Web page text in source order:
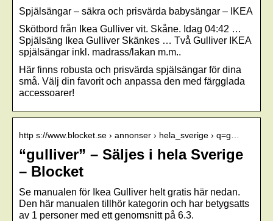
Spjälsängar – säkra och prisvärda babysängar – IKEA
Skötbord från Ikea Gulliver vit. Skåne. Idag 04:42 …
Spjälsäng Ikea Gulliver Skänkes … Två Gulliver IKEA
spjälsängar inkl. madrass/lakan m.m..
Här finns robusta och prisvärda spjälsängar för dina
små. Välj din favorit och anpassa den med färgglada
accessoarer!
http s://www.blocket.se › annonser › hela_sverige › q=g…
“gulliver” – Säljes i hela Sverige
– Blocket
Se manualen för Ikea Gulliver helt gratis här nedan.
Den här manualen tillhör kategorin och har betygsatts
av 1 personer med ett genomsnitt på 6.3.